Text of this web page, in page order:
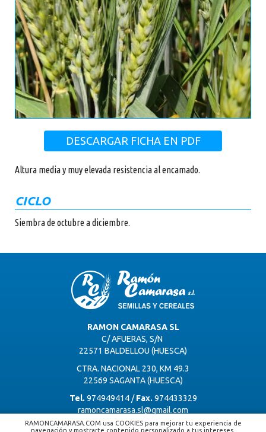
RAMONCAMARASA.COM usa COOKIES para mejorar tu experiencia de
navegación y mostrarte contenido personalizado a tus intereses.
DESCARGAR FICHA EN PDF
Altura media y muy elevada resistencia al encamado.
CICLO
Siembra de octubre a diciembre.
RAMON CAMARASA SL
C/ AFUERAS, S/N
22571 BALDELLOU (HUESCA)
CTRA. NACIONAL 230, KM 49.3
22569 SAGANTA (HUESCA)
Tel. 974949414 /Fax. 974433329
ramoncamarasa.sl@gmail.com